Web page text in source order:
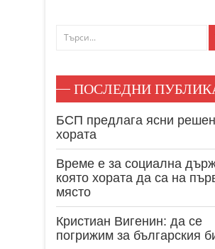
ПОСЛЕДНИ
БСП предлага ясни
хората
Време е за социална
която хората да са на
място
Кристиан Вигенин: да се
погрижим за българския